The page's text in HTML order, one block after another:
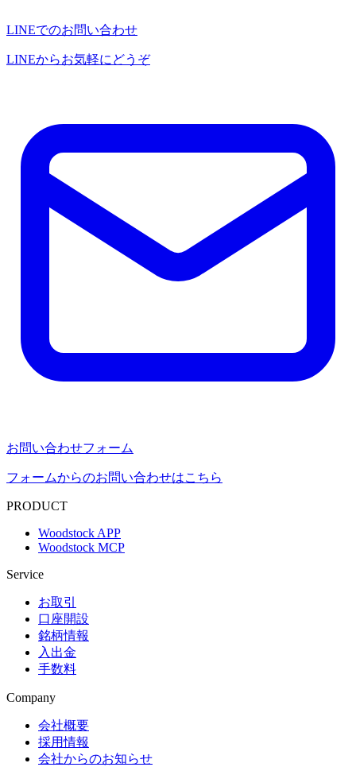
LINEでのお問い合わせ
LINEからお気軽にどうぞ
お問い合わせフォーム
フォームからのお問い合わせはこちら
PRODUCT
Woodstock APP
Woodstock MCP
Service
お取引
口座開設
銘柄情報
入出金
手数料
Company
会社概要
採用情報
会社からのお知らせ